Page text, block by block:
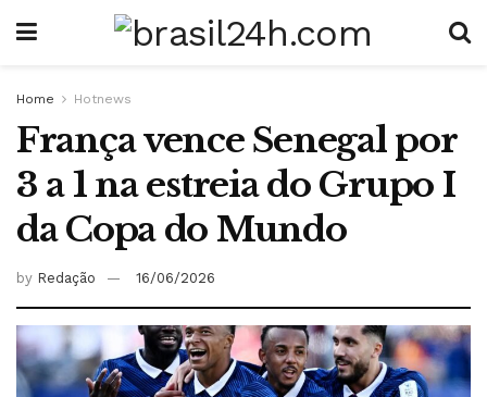
Home Hotnews
França vence Senegal por
3 a 1 na estreia do Grupo I
da Copa do Mundo
by Redação 16/06/2026